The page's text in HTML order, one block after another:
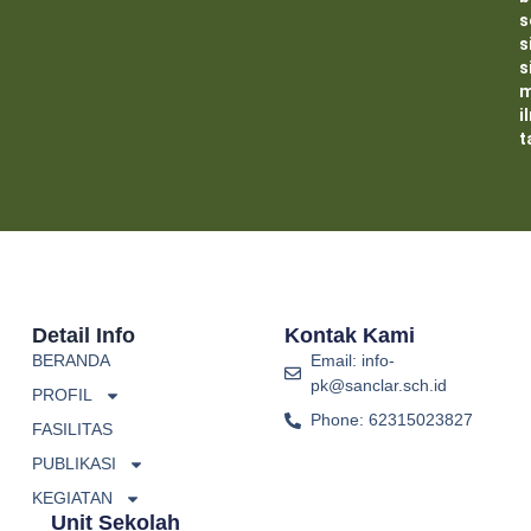
Detail Info
BERANDA
PROFIL
FASILITAS
PUBLIKASI
KEGIATAN
Kontak Kami
Email: info-
pk@sanclar.sch.id
Phone: 62315023827
Unit Sekolah